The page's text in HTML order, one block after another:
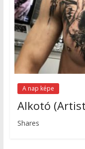
A nap képe
Alkotó
Shares